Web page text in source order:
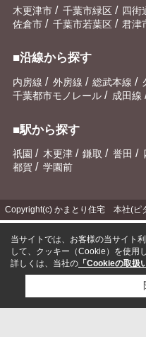
木更津市 / 千葉市緑区 / 四街
佐倉市 / 千葉市若葉区 / 君津
■沿線から探す
内房線 / 外房線 / 総武本線 /
千葉都市モノレール / 成田線
■駅から探す
祇園 / 木更津 / 鎌取 / 誉田 /
都賀 / 学園前
Copyright(c) かまとり住宅 本社(ピ
当サイトでは、お客様の当サイト
して、クッキー（Cookie）を使用
詳しくは、当社の 「Cookieの取扱